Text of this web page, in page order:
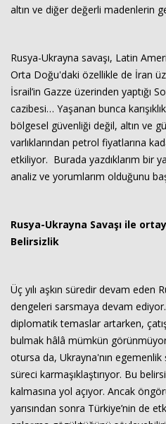
altın ve diğer değerli madenlerin
Rusya-Ukrayna savaşı, Latin
Orta Doğu'daki özellikle de İran
İsrail’in Gazze üzerinden yaptığı
cazibesi… Yaşanan bunca
bölgesel güvenliği değil, altın ve
varlıklarından petrol fiyatlarına
etkiliyor. Burada yazdıklarım bir
analiz ve yorumlarım olduğunu
Rusya-Ukrayna Savaşı ile
Belirsizlik
Üç yılı aşkın süredir devam eden
dengeleri sarsmaya devam
diplomatik temaslar artarken,
bulmak hâlâ mümkün
otursa da, Ukrayna'nın
süreci karmaşıklaştırıyor. Bu
kalmasına yol açıyor. Ancak
yarısından sonra Türkiye’nin de